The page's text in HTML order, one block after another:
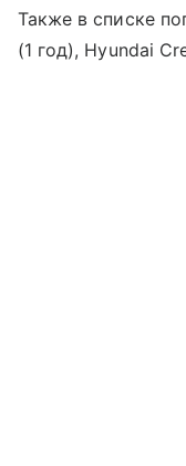
Также в списке
(1 год), Hyundai